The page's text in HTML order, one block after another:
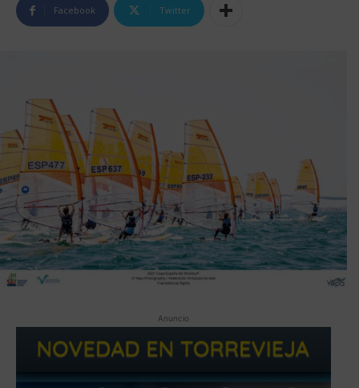
Facebook Twitter
Anuncio